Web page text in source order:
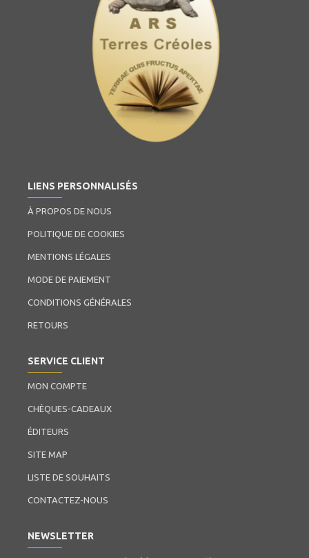
LIENS PERSONNALISÉS
À PROPOS DE NOUS
POLITIQUE DE COOKIES
MENTIONS LÉGALES
MODE DE PAIEMENT
CONDITIONS GÉNÉRALES
RETOURS
SERVICE CLIENT
MON COMPTE
CHÈQUES-CADEAUX
ÉDITEURS
SITE MAP
LISTE DE SOUHAITS
CONTACTEZ-NOUS
NEWSLETTER